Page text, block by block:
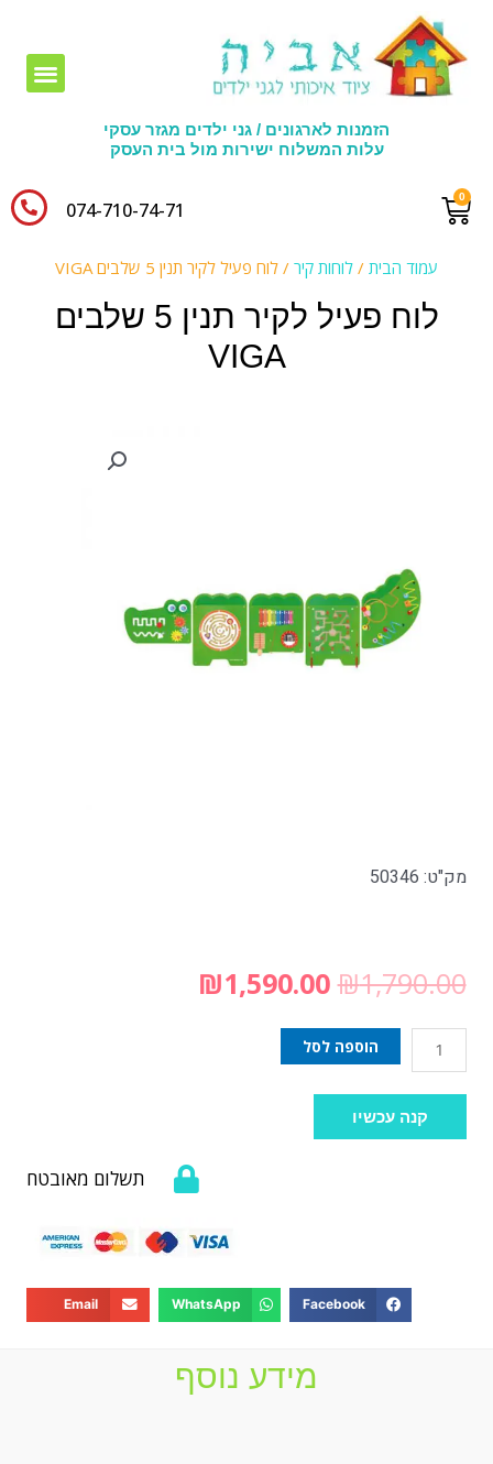
הזמנות לארגונים / גני ילדים מגזר עסקי
עלות המשלוח ישירות מול בית העסק
074-710-74-71​
עמוד הבית / לוחות קיר / לוח פעיל לקיר תנין 5 שלבים VIGA
לוח פעיל לקיר תנין 5 שלבים
VIGA
מק"ט: 50346
₪1,790.00
₪1,590.00
הוספה לסל
קנה עכשיו
תשלום מאובטח
Facebook
WhatsApp
Email
מידע נוסף